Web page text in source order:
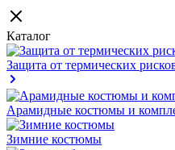
Каталог
Защита от термических
Арамидные костюмы и
Зимние костюмы